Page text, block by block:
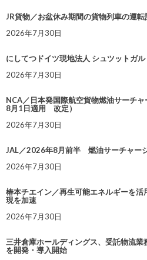
JR貨物／お盆休み期間の貨物列車の運転
2026年7月30日
にしてつドイツ現地法人 シュツットガ
2026年7月30日
NCA／日本発国際航空貨物燃油サーチ
8月1日適用 改定）
2026年7月30日
JAL／2026年8月前半 燃油サーチャー
2026年7月30日
椿本チエイン／再生可能エネルギーを
現を加速
2026年7月30日
三井倉庫ホールディングス、受託物流業
を開発・導入開始